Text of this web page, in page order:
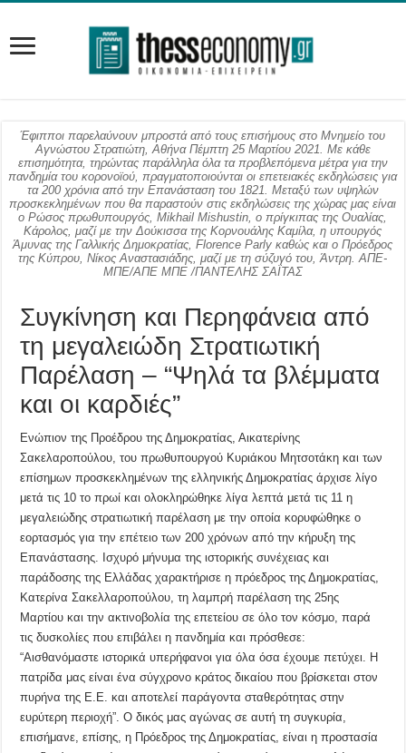
Έφιπποι παρελαύνουν μπροστά από τους επισήμους στο Μνημείο του
Αγνώστου Στρατιώτη, Αθήνα Πέμπτη 25 Μαρτίου 2021. Με κάθε
επισημότητα, τηρώντας παράλληλα όλα τα προβλεπόμενα μέτρα για την
πανδημία του κορονοϊού, πραγματοποιούνται οι επετειακές εκδηλώσεις για
τα 200 χρόνια από την Επανάσταση του 1821. Μεταξύ των υψηλών
προσκεκλημένων που θα παραστούν στις εκδηλώσεις της χώρας μας είναι
ο Ρώσος πρωθυπουργός, Mikhail Mishustin, ο πρίγκιπας της Ουαλίας,
Κάρολος, μαζί με την Δούκισσα της Κορνουάλης Καμίλα, η υπουργός
Άμυνας της Γαλλικής Δημοκρατίας, Florence Parly καθώς και ο Πρόεδρος
της Κύπρου, Νίκος Αναστασιάδης, μαζί με τη σύζυγό του, Άντρη. ΑΠΕ-
ΜΠΕ/ΑΠΕ ΜΠΕ /ΠΑΝΤΕΛΗΣ ΣΑΪΤΑΣ
Συγκίνηση και Περηφάνεια από
τη μεγαλειώδη Στρατιωτική
Παρέλαση – “Ψηλά τα βλέμματα
και οι καρδιές”
Ενώπιον της Προέδρου της Δημοκρατίας, Αικατερίνης
Σακελαροπούλου, του πρωθυπουργού Κυριάκου Μητσοτάκη και των
επίσημων προσκεκλημένων της ελληνικής Δημοκρατίας άρχισε λίγο
μετά τις 10 το πρωί και ολοκληρώθηκε λίγα λεπτά μετά τις 11 η
μεγαλειώδης στρατιωτική παρέλαση με την οποία κορυφώθηκε ο
εορτασμός για την επέτειο των 200 χρόνων από την κήρυξη της
Επανάστασης. Ισχυρό μήνυμα της ιστορικής συνέχειας και
παράδοσης της Ελλάδας χαρακτήρισε η πρόεδρος της Δημοκρατίας,
Κατερίνα Σακελλαροπούλου, τη λαμπρή παρέλαση της 25ης
Μαρτίου και την ακτινοβολία της επετείου σε όλο τον κόσμο, παρά
τις δυσκολίες που επιβάλει η πανδημία και πρόσθεσε:
“Αισθανόμαστε ιστορικά υπερήφανοι για όλα όσα έχουμε πετύχει. Η
πατρίδα μας είναι ένα σύγχρονο κράτος δικαίου που βρίσκεται στον
πυρήνα της Ε.Ε. και αποτελεί παράγοντα σταθερότητας στην
ευρύτερη περιοχή”. Ο δικός μας αγώνας σε αυτή τη συγκυρία,
επισήμανε, επίσης, η Πρόεδρος της Δημοκρατίας, είναι η προστασία